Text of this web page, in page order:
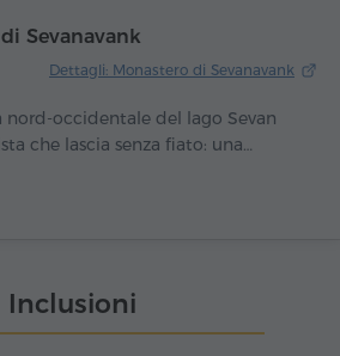
d'acqua per donare
inestimabile.
Sevanavank
Dettagli: Monastero di Sevanavank
nord-occidentale del lago Sevan
che lascia senza fiato: una
dalle acque lucenti, coronata
Inclusioni